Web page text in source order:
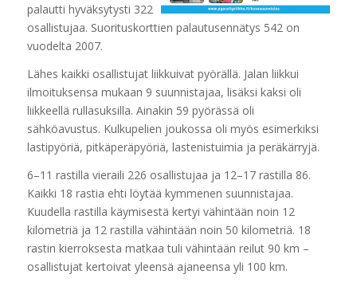
palautti hyväksytysti 322
osallistujaa. Suorituskorttien palautusennätys 542 on
vuodelta 2007.
Lähes kaikki osallistujat liikkuivat pyörällä. Jalan liikkui
ilmoituksensa mukaan 9 suunnistajaa, lisäksi kaksi oli
liikkeellä rullasuksilla. Ainakin 59 pyörässä oli
sähköavustus. Kulkupelien joukossa oli myös esimerkiksi
lastipyöriä, pitkäperäpyöriä, lastenistuimia ja peräkärryjä.
6–11 rastilla vieraili 226 osallistujaa ja 12–17 rastilla 86.
Kaikki 18 rastia ehti löytää kymmenen suunnistajaa.
Kuudella rastilla käymisestä kertyi vähintään noin 12
kilometriä ja 12 rastilla vähintään noin 50 kilometriä. 18
rastin kierroksesta matkaa tuli vähintään reilut 90 km –
osallistujat kertoivat yleensä ajaneensa yli 100 km.